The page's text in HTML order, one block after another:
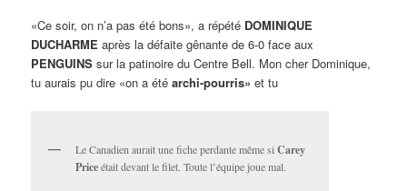
«Ce soir, on n’a pas été bons», a répété DOMINIQUE
DUCHARME après la défaite gênante de 6-0 face aux
PENGUINS sur la patinoire du Centre Bell. Mon cher Dominique,
tu aurais pu dire «on a étéarchi-pourris» et tu
Le Canadien aurait une fiche perdante même siCarey
Priceétait devant le filet. Toute l’équipe joue mal.